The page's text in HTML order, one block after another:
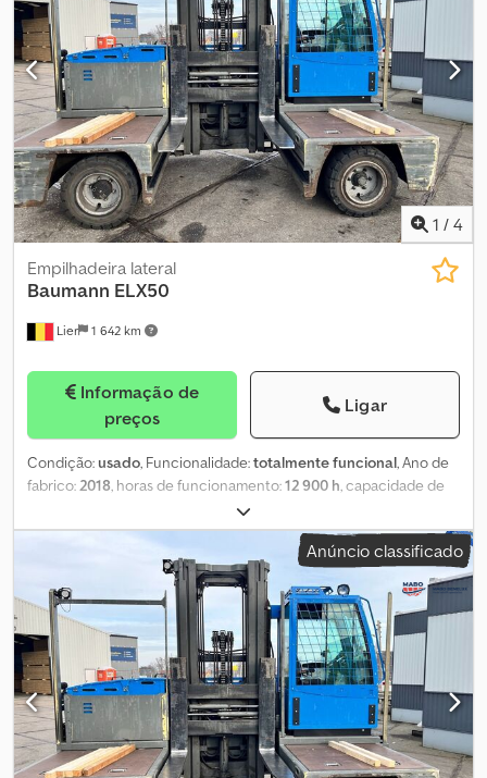
1 / 4
Lier 1 642 km
Empilhadeira lateral
Baumann ELX50
Informação de
preços
Ligar
Condição:usado, Funcionalidade:totalmente funcional, Ano de
fabrico: 2018 , horas de funcionamento:12 900 h , capacidade de
, altura de elevação:
1 970 mm, tipo de combustível:elétrico, tipo de mastro:triplex,
, O Baumann ELX50 é um empilhador lateral de dois
sentidos, fabricado em 2018, com 12.900 horas de operação.
Possui cabine fechada e sistema de aquecimento. Chjdpfxjzpwvxs
Aqwea
Anúncio classificado